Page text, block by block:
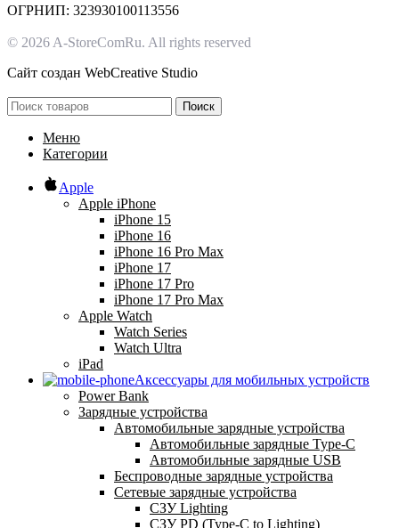
ОГРНИП: 323930100113556
© 2026 A-StoreComRu. All rights reserved
Сайт создан WebCreative Studio
Поиск
Меню
Категории
Apple
Apple iPhone
iPhone 15
iPhone 16
iPhone 16 Pro Max
iPhone 17
iPhone 17 Pro
iPhone 17 Pro Max
Apple Watch
Watch Series
Watch Ultra
iPad
Аксессуары для мобильных устройств
Power Bank
Зарядные устройства
Автомобильные зарядные устройства
Автомобильные зарядные Type-C
Автомобильные зарядные USB
Беспроводные зарядные устройства
Сетевые зарядные устройства
СЗУ Lighting
СЗУ PD (Type-C to Lighting)